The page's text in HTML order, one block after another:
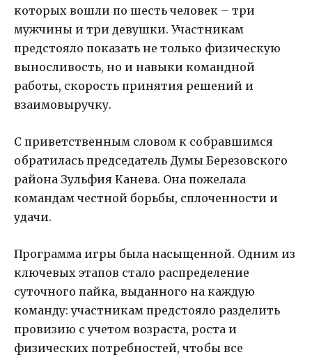
которых вошли по шесть человек – три
мужчины и три девушки. Участникам
предстояло показать не только физическую
выносливость, но и навыки командной
работы, скорость принятия решений и
взаимовыручку.
С приветственным словом к собравшимся
обратилась председатель Думы Березовского
района Зульфия Канева. Она пожелала
командам честной борьбы, сплоченности и
удачи.
Программа игры была насыщенной. Одним из
ключевых этапов стало распределение
суточного пайка, выданного на каждую
команду: участникам предстояло разделить
провизию с учетом возраста, роста и
физических потребностей, чтобы все